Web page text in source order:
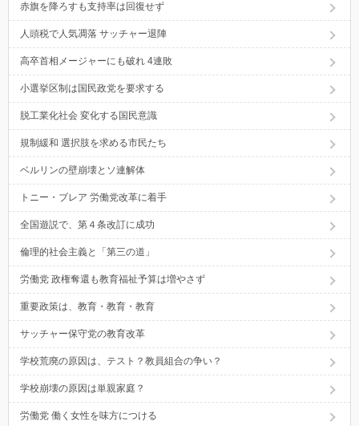
赤旗を降ろすも支持率は回復せず
人頭税で人気凋落 サッチャー退陣
高卒首相メージャーにも破れ 4連敗
小選挙区制は国民政党を要求する
脱工業化社会 変化する国民意識
規制緩和 選択肢を求める市民たち
ベルリンの壁崩壊とソ連解体
トニー・ブレア 労働党改革に着手
全国遊説で、第４条改訂に成功
倫理的社会主義と「第三の道」
労働党 政権奪還も教育福祉予算は増やさず
重要政策は、教育・教育・教育
サッチャー保守党の教育改革
学校荒廃の原因は、テスト？教員組合の争い？
学校崩壊の原因は単親家庭？
労働党 働く女性を味方につける